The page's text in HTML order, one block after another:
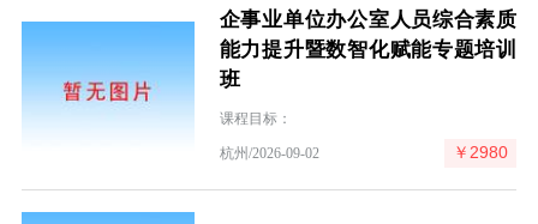
企事业单位办公室人员综合素质
能力提升暨数智化赋能专题培训
班
课程目标：
杭州/2026-09-02 ￥2980